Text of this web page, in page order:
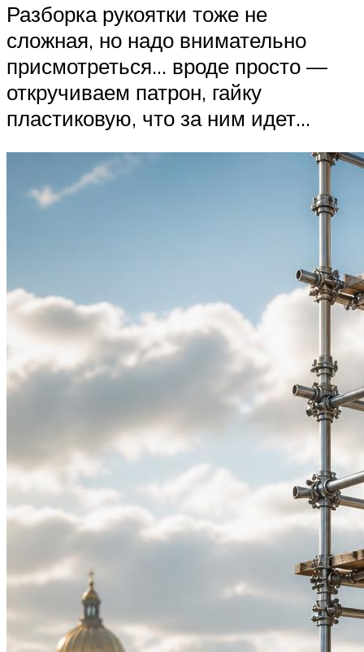
Разборка рукоятки тоже не
сложная, но надо внимательно
присмотреться… вроде просто —
откручиваем патрон, гайку
пластиковую, что за ним идет…